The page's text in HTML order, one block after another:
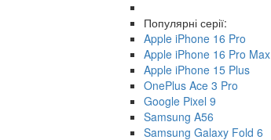
Популярні серії:
Apple iPhone 16 Pro
Apple iPhone 16 Pro Max
Apple iPhone 15 Plus
OnePlus Ace 3 Pro
Google Pixel 9
Samsung A56
Samsung Galaxy Fold 6